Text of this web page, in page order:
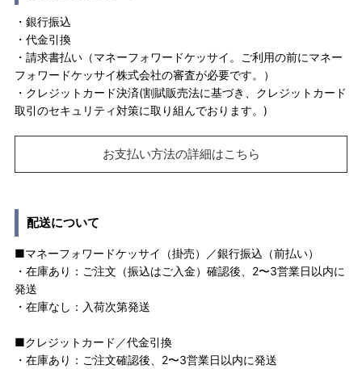
・銀行振込
・代金引換
・請求書払い（マネーフォワードケッサイ。ご利用の前にマネー
フォワードケッサイ株式会社の審査が必要です。）
・クレジットカード決済(割賦販売法に基づき、クレジットカード
取引のセキュリティ対策に取り組んでおります。)
お支払い方法の詳細はこちら
配送について
■マネーフォワードケッサイ（掛売）／銀行振込（前払い）
・在庫あり：ご注文（振込はご入金）確認後、2〜3営業日以内に
発送
・在庫なし：入荷次第発送
■クレジットカード／代金引換
・在庫あり：ご注文確認後、2〜3営業日以内に発送